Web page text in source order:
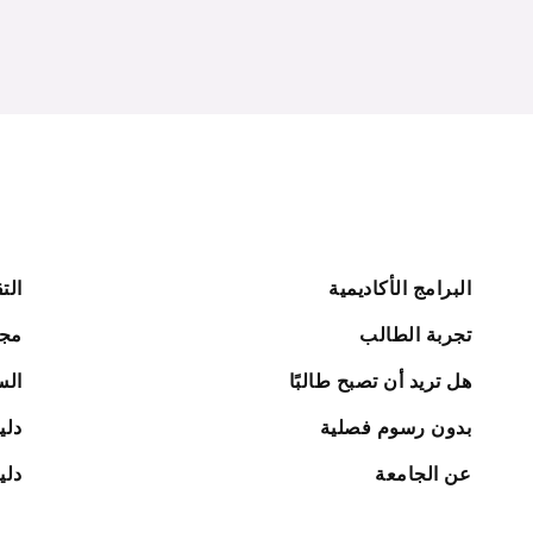
البرامج الأكاديمية
تجربة الطالب
هل تريد أن تصبح طالبًا
بدون رسوم فصلية
عن الجامعة